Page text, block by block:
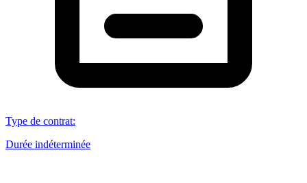
Type de contrat:
Durée indéterminée